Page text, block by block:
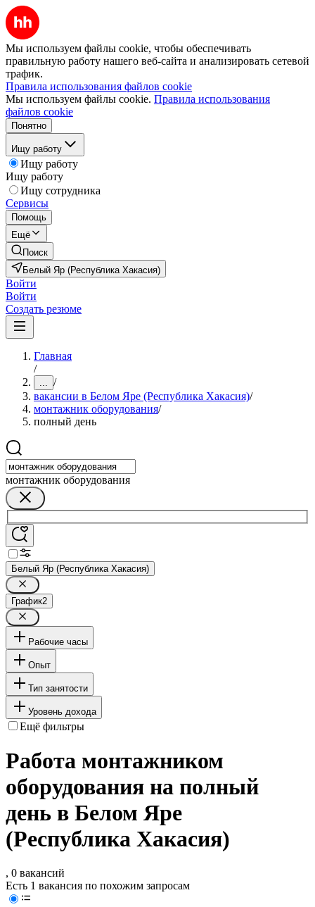
Мы используем файлы cookie, чтобы обеспечивать
правильную работу нашего веб-сайта и анализировать сетевой
трафик.
Правила использования файлов cookie
Мы используем файлы cookie. Правила использования
файлов cookie
Понятно
Ищу работу
Ищу работу
Ищу работу
Ищу сотрудника
Сервисы
Помощь
Ещё
Поиск
Белый Яр (Республика Хакасия)
Войти
Войти
Создать резюме
Главная
/
... /
вакансии в Белом Яре (Республика Хакасия)/
монтажник оборудования/
полный день
монтажник оборудования
Белый Яр (Республика Хакасия)
График2
Рабочие часы
Опыт
Тип занятости
Уровень дохода
Ещё фильтры
Работа монтажником
оборудования на полный
день в Белом Яре
(Республика Хакасия)
, 0 вакансий
Есть 1 вакансия по похожим запросам